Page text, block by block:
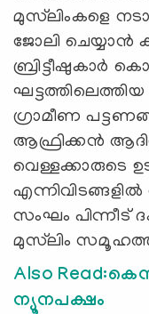
മുസ്‌ലിംകളെ
ജോലി ചെയ്യാൻ
ബ്രിട്ടീഷുകാർ
ഗ്രാമീണ
ആഫ്രിക്കൻ
വെള്ളക്കാരുടെ
സംഘം പിന്നീട്
മുസ്‌ലിം
Also
ന്യൂനപക്ഷം